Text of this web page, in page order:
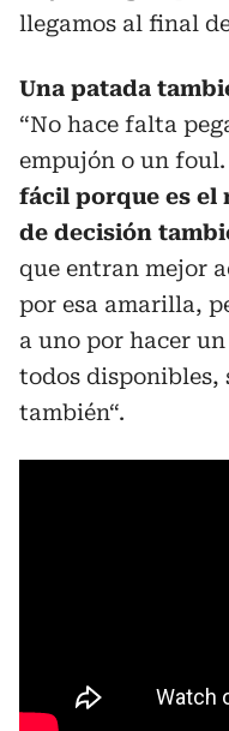
llegamos al final
Una patada
“No hace falta
empujón o un foul.
fácil porque es el
de decisión
que entran mejor
por esa amarilla,
a uno por hacer
todos disponibles,
también“.